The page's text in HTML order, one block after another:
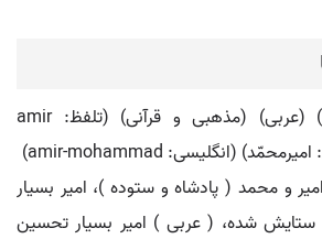
اسم: امیرمحمد (پسر) (عربی) (مذهبی و قرآنی) (تلفظ: amir
و محمد ( پادشاه و ستوده )، امیر بسیار
شده، ( عربی ) امیر بسیار تحسین